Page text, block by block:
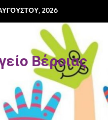
2026
Βέροιας